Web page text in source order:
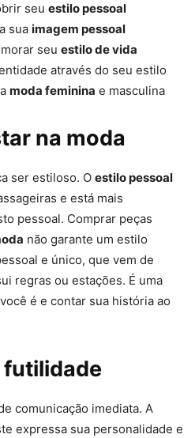
seu estilo pessoal
sua imagem pessoal
seu estilo de vida
através do seu estilo
moda feminina e masculina
na moda
ser estiloso. O estilo pessoal
e está mais
pessoal. Comprar peças
não garante um estilo
e único, que vem de
regras ou estações. É uma
é e contar sua história ao
futilidade
comunicação imediata. A
expressa sua personalidade e